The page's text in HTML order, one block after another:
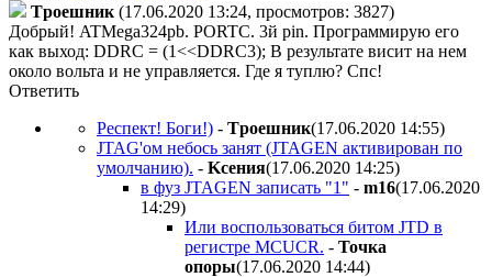
Tpoeшник (17.06.2020 13:24, просмотров: 3827)
Добрый! ATMega324pb. PORTC. 3й pin. Программирую его
как выход: DDRC = (1<<DDRC3); В результате висит на нем
около вольта и не управляется. Где я туплю? Спс!
Ответить
Респект! Боги!) - Tpoeшник(17.06.2020 14:55)
JTAG'ом небось занят (JTAGEN активирован по
умолчанию). - Kceния(17.06.2020 14:25)
в фуз JTAGEN записать "1" - m16(17.06.2020
14:29)
Или воспользоваться битом JTD в
регистре MCUCR. - Toчкa
oпopы(17.06.2020 14:44)